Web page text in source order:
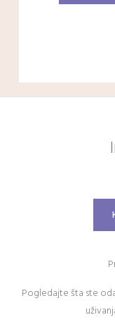
Pogledajte šta ste